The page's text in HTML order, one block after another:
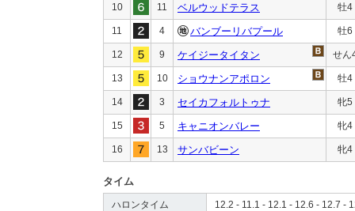
10 11 ベルウッドテラス 牡4
11 4 バンブーリバプール 牡6
12 9 ケイジータイタン せん
13 10 ショウナンアポロン 牡4
14 3 セイカフォルトゥナ 牝5
15 5 キャニオンバレー 牝4
16 13 サンバビーン 牝4
タイム
ハロンタイム 12.2 - 11.1 - 12.1 - 12.6 - 12.7 -